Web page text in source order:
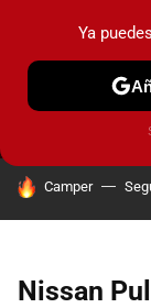
MENÚ
HOY SE HABLA
Camper
Nissan
Ya